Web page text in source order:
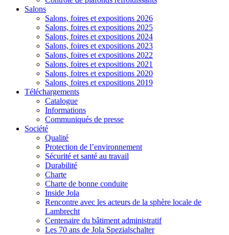
Salons
Salons, foires et expositions 2026
Salons, foires et expositions 2025
Salons, foires et expositions 2024
Salons, foires et expositions 2023
Salons, foires et expositions 2022
Salons, foires et expositions 2021
Salons, foires et expositions 2020
Salons, foires et expositions 2019
Téléchargements
Catalogue
Informations
Communiqués de presse
Société
Qualité
Protection de l’environnement
Sécurité et santé au travail
Durabilité
Charte
Charte de bonne conduite
Inside Jola
Rencontre avec les acteurs de la sphère locale de
Lambrecht
Centenaire du bâtiment administratif
Les 70 ans de Jola Spezialschalter